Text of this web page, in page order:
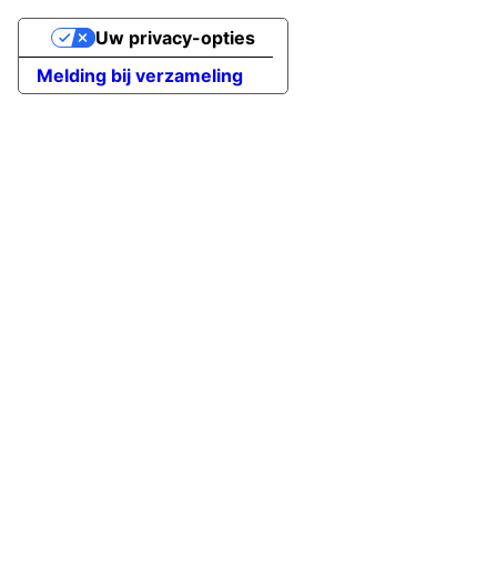
Melding bij verzameling
Uw privacy-opties